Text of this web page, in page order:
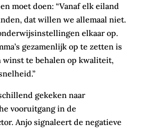
moet doen: “Vanaf elk eiland
dat willen we allemaal niet.
elkaar op.
gezamenlijk op te zetten is
winst te behalen op kwaliteit,
gekeken naar
vooruitgang in de
Anjo signaleert de negatieve